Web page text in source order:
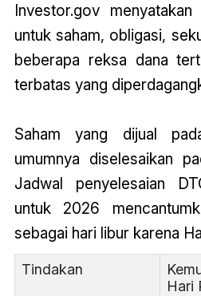
Investor.gov
untuk saham, obligasi,
beberapa reksa dana
terbatas yang
Saham yang dijual
umumnya diselesaikan
Jadwal penyelesaian
untuk 2026
sebagai hari libur karena
Tindakan
Hari